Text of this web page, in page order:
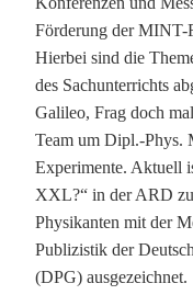
Förderung der MINT-
Hierbei sind die
des Sachunterrichts
Galileo, Frag doch
Team um Dipl.-Phys.
Experimente. Aktuell
XXL?“ in der ARD
Physikanten mit der
Publizistik der
(DPG) ausgezeichnet.